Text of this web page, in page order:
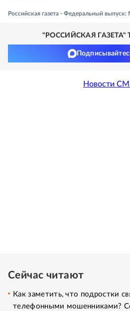
Российская газета - Федеральный
"РОССИЙСКАЯ ГАЗЕТА"
Новости
Сейчас читают
Как заметить, что подростки
телефонными мошенниками?